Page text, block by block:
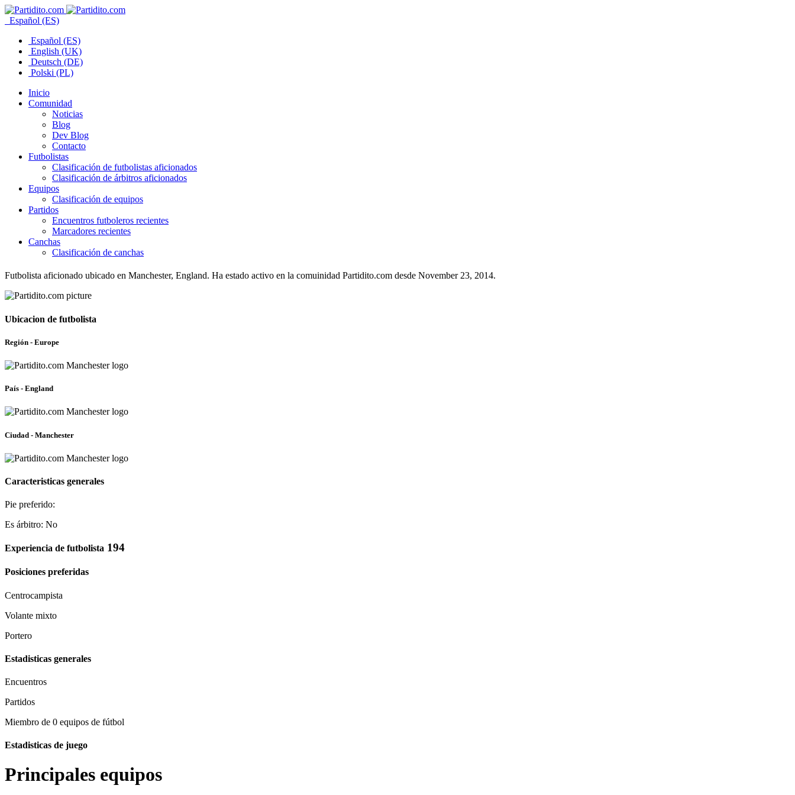
Español (ES)
Español (ES)
English (UK)
Deutsch (DE)
Polski (PL)
Inicio
Comunidad
Noticias
Blog
Dev Blog
Contacto
Futbolistas
Clasificación de futbolistas aficionados
Clasificación de árbitros aficionados
Equipos
Clasificación de equipos
Partidos
Encuentros futboleros recientes
Marcadores recientes
Canchas
Clasificación de canchas
Futbolista aficionado ubicado en Manchester, England. Ha estado activo en la comuinidad Partidito.com desde November 23, 2014.
Ubicacion de futbolista
Región - Europe
País - England
Ciudad - Manchester
Caracteristicas generales
Pie preferido:
Es árbitro: No
Experiencia de futbolista 194
Posiciones preferidas
Centrocampista
Volante mixto
Portero
Estadisticas generales
Encuentros
Partidos
Miembro de 0 equipos de fútbol
Estadisticas de juego
Principales equipos